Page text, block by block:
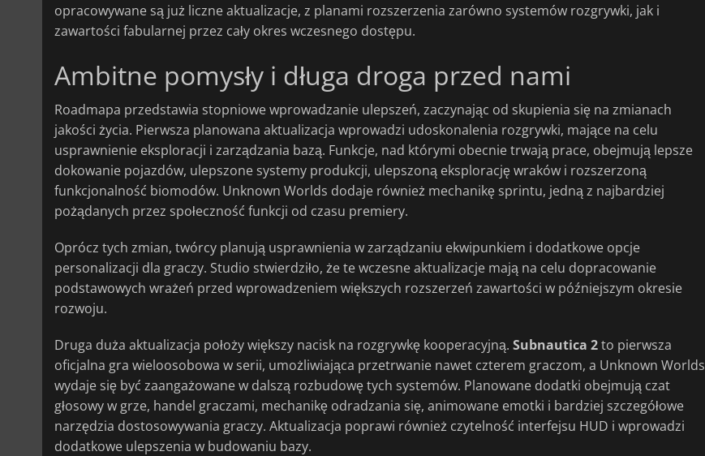
opracowywane są już liczne aktualizacje, z planami rozszerzenia zarówno systemów rozgrywki, jak i
zawartości fabularnej przez cały okres wczesnego dostępu.
Ambitne pomysły i długa droga przed nami
Roadmapa przedstawia stopniowe wprowadzanie ulepszeń, zaczynając od skupienia się na zmianach
jakości życia. Pierwsza planowana aktualizacja wprowadzi udoskonalenia rozgrywki, mające na celu
usprawnienie eksploracji i zarządzania bazą. Funkcje, nad którymi obecnie trwają prace, obejmują lepsze
dokowanie pojazdów, ulepszone systemy produkcji, ulepszoną eksplorację wraków i rozszerzoną
funkcjonalność biomodów. Unknown Worlds dodaje również mechanikę sprintu, jedną z najbardziej
pożądanych przez społeczność funkcji od czasu premiery.
Oprócz tych zmian, twórcy planują usprawnienia w zarządzaniu ekwipunkiem i dodatkowe opcje
personalizacji dla graczy. Studio stwierdziło, że te wczesne aktualizacje mają na celu dopracowanie
podstawowych wrażeń przed wprowadzeniem większych rozszerzeń zawartości w późniejszym okresie
rozwoju.
Druga duża aktualizacja położy większy nacisk na rozgrywkę kooperacyjną. Subnautica 2to pierwsza
oficjalna gra wieloosobowa w serii, umożliwiająca przetrwanie nawet czterem graczom, a Unknown Worlds
wydaje się być zaangażowane w dalszą rozbudowę tych systemów. Planowane dodatki obejmują czat
głosowy w grze, handel graczami, mechanikę odradzania się, animowane emotki i bardziej szczegółowe
narzędzia dostosowywania graczy. Aktualizacja poprawi również czytelność interfejsu HUD i wprowadzi
dodatkowe ulepszenia w budowaniu bazy.